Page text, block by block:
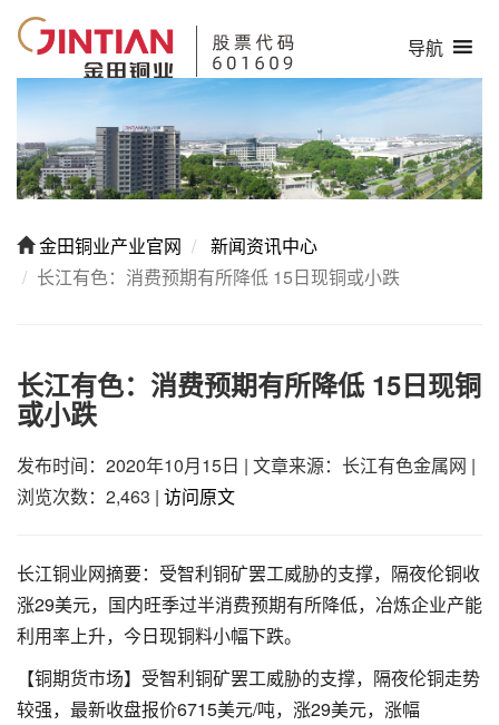
导航
金田铜业产业官网
新闻资讯中心
长江有色：消费预期有所降低 15日现铜或小跌
长江有色：消费预期有所降低 15日现铜
或小跌
发布时间：2020年10月15日 | 文章来源：长江有色金属网 |
浏览次数：2,463 | 访问原文
长江铜业网摘要：受智利铜矿罢工威胁的支撑，隔夜伦铜收
涨29美元，国内旺季过半消费预期有所降低，冶炼企业产能
利用率上升，今日现铜料小幅下跌。
【铜期货市场】受智利铜矿罢工威胁的支撑，隔夜伦铜走势
较强，最新收盘报价6715美元/吨，涨29美元，涨幅